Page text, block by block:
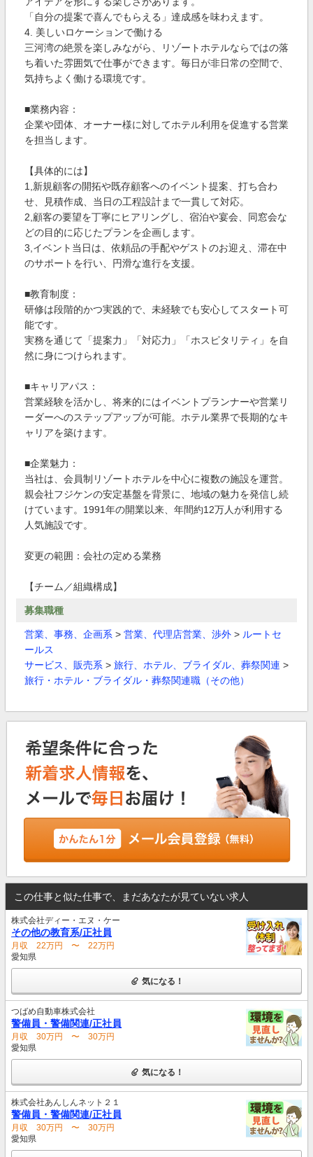
「自分の提案で喜んでもらえる」達成感を味わえます。
4. 美しいロケーションで働ける
三河湾の絶景を楽しみながら、リゾートホテルならではの落
ち着いた雰囲気で仕事ができます。毎日が非日常の空間で、
気持ちよく働ける環境です。
■業務内容：
企業や団体、オーナー様に対してホテル利用を促進する営業
を担当します。
【具体的には】
1,新規顧客の開拓や既存顧客へのイベント提案、打ち合わ
せ、見積作成、当日の工程設計まで一貫して対応。
2,顧客の要望を丁寧にヒアリングし、宿泊や宴会、同窓会な
どの目的に応じたプランを企画します。
3,イベント当日は、依頼品の手配やゲストのお迎え、滞在中
のサポートを行い、円滑な進行を支援。
■教育制度：
研修は段階的かつ実践的で、未経験でも安心してスタート可
能です。
実務を通じて「提案力」「対応力」「ホスピタリティ」を自
然に身につけられます。
■キャリアパス：
営業経験を活かし、将来的にはイベントプランナーや営業リ
ーダーへのステップアップが可能。ホテル業界で長期的なキ
ャリアを築けます。
■企業魅力：
当社は、会員制リゾートホテルを中心に複数の施設を運営。
親会社フジケンの安定基盤を背景に、地域の魅力を発信し続
けています。1991年の開業以来、年間約12万人が利用する
人気施設です。
変更の範囲：会社の定める業務
【チーム／組織構成】
募集職種
営業、事務、企画系 > 営業、代理店営業、渉外 > ルートセ
ールス
サービス、販売系 > 旅行、ホテル、ブライダル、葬祭関連 >
旅行・ホテル・ブライダル・葬祭関連職（その他）
この仕事と似た仕事で、まだあなたが見ていない求人
株式会社ディー・エヌ・ケー
その他の教育系/正社員
月収 22万円 〜 22万円
愛知県
気になる！
つばめ自動車株式会社
警備員・警備関連/正社員
月収 30万円 〜 30万円
愛知県
気になる！
株式会社あんしんネット２１
警備員・警備関連/正社員
月収 30万円 〜 30万円
愛知県